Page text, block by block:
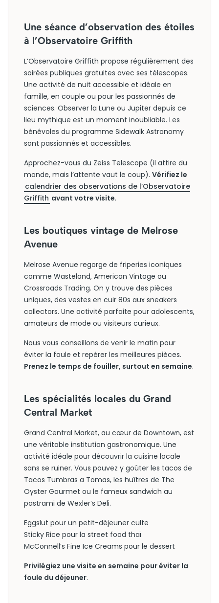
Une séance d’observation des étoiles
à l’Observatoire Griffith
L’Observatoire Griffith propose régulièrement des
soirées publiques gratuites avec ses télescopes.
Une activité de nuit accessible et idéale en
famille, en couple ou pour les passionnés de
sciences. Observer la Lune ou Jupiter depuis ce
lieu mythique est un moment inoubliable. Les
bénévoles du programme Sidewalk Astronomy
sont passionnés et accessibles.
Approchez-vous du Zeiss Telescope (il attire du
monde, mais l’attente vaut le coup). Vérifiez le
calendrier des observations de l’Observatoire
Griffith avant votre visite.
Les boutiques vintage de Melrose
Avenue
Melrose Avenue regorge de friperies iconiques
comme Wasteland, American Vintage ou
Crossroads Trading. On y trouve des pièces
uniques, des vestes en cuir 80s aux sneakers
collectors. Une activité parfaite pour adolescents,
amateurs de mode ou visiteurs curieux.
Nous vous conseillons de venir le matin pour
éviter la foule et repérer les meilleures pièces.
Prenez le temps de fouiller, surtout en semaine.
Les spécialités locales du Grand
Central Market
Grand Central Market, au cœur de Downtown, est
une véritable institution gastronomique. Une
activité idéale pour découvrir la cuisine locale
sans se ruiner. Vous pouvez y goûter les tacos de
Tacos Tumbras a Tomas, les huîtres de The
Oyster Gourmet ou le fameux sandwich au
pastrami de Wexler’s Deli.
Eggslut pour un petit-déjeuner culte
Sticky Rice pour la street food thaï
McConnell’s Fine Ice Creams pour le dessert
Privilégiez une visite en semaine pour éviter la
foule du déjeuner.